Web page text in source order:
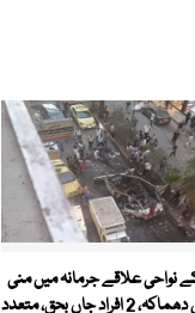
نواحی علاقے جرمانہ میں منی
بس میں دھماکہ، 2 افراد جاں بحق، متعدد